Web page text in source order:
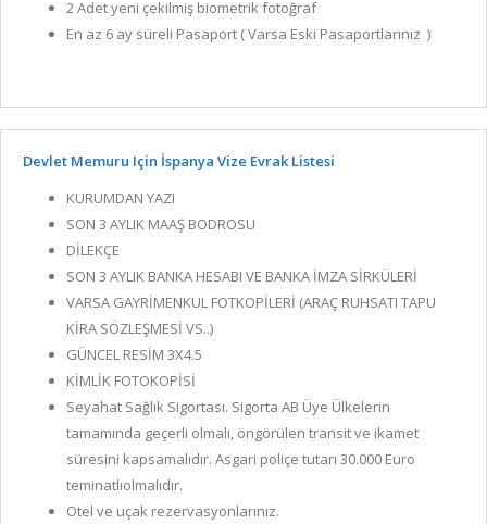
2 Adet yeni çekilmiş biometrik fotoğraf
En az 6 ay süreli Pasaport ( Varsa Eski Pasaportlarınız )
Devlet Memuru Için İspanya Vize Evrak Listesi
KURUMDAN YAZI
SON 3 AYLIK MAAŞ BODROSU
DİLEKÇE
SON 3 AYLIK BANKA HESABI VE BANKA İMZA SİRKÜLERİ
VARSA GAYRİMENKUL FOTKOPİLERİ (ARAÇ RUHSATI TAPU
KİRA SÖZLEŞMESİ VS..)
GÜNCEL RESİM 3X4.5
KİMLİK FOTOKOPİSİ
Seyahat Sağlık Sigortası. Sigorta AB Üye Ülkelerin
tamamında geçerli olmalı, öngörülen transit ve ikamet
süresini kapsamalıdır. Asgari poliçe tutarı 30.000 Euro
teminatlıolmalıdır.
Otel ve uçak rezervasyonlarınız.